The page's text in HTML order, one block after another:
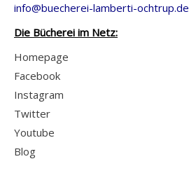
info@buecherei-lamberti-ochtrup.de
Die Bücherei im Netz:
Homepage
Facebook
Instagram
Twitter
Youtube
Blog